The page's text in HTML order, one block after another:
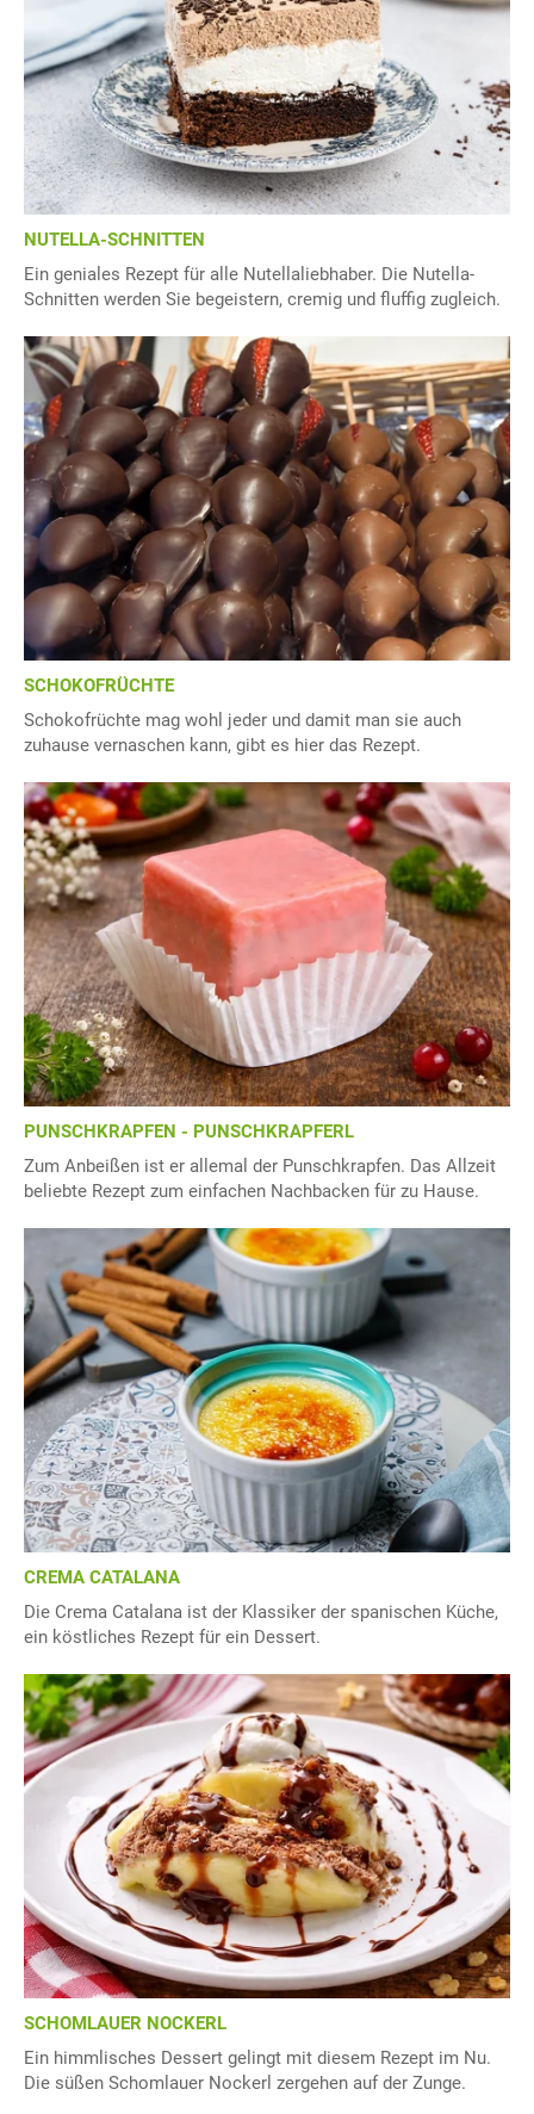
NUTELLA-SCHNITTEN
Ein geniales Rezept für alle Nutellaliebhaber. Die Nutella-
Schnitten werden Sie begeistern, cremig und fluffig zugleich.
SCHOKOFRÜCHTE
Schokofrüchte mag wohl jeder und damit man sie auch
zuhause vernaschen kann, gibt es hier das Rezept.
PUNSCHKRAPFEN - PUNSCHKRAPFERL
Zum Anbeißen ist er allemal der Punschkrapfen. Das Allzeit
beliebte Rezept zum einfachen Nachbacken für zu Hause.
CREMA CATALANA
Die Crema Catalana ist der Klassiker der spanischen Küche,
ein köstliches Rezept für ein Dessert.
SCHOMLAUER NOCKERL
Ein himmlisches Dessert gelingt mit diesem Rezept im Nu.
Die süßen Schomlauer Nockerl zergehen auf der Zunge.